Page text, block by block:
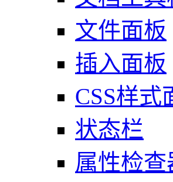
文件面板
插入面板
CSS样式
状态栏
属性检查